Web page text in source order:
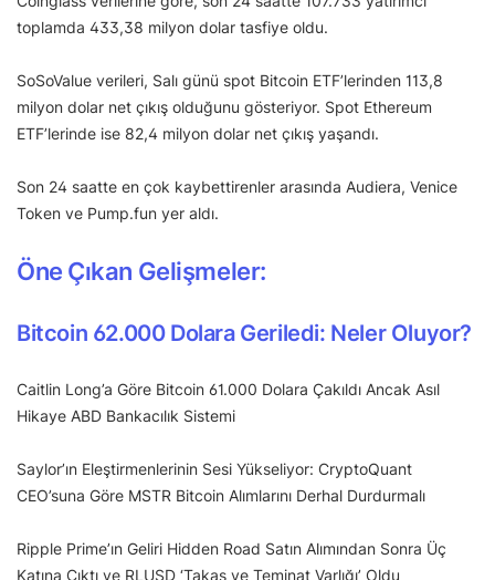
toplamda 433,38 milyon dolar tasfiye oldu.
SoSoValue verileri, Salı günü spot Bitcoin ETF’lerinden 113,8
milyon dolar net çıkış olduğunu gösteriyor. Spot Ethereum
ETF’lerinde ise 82,4 milyon dolar net çıkış yaşandı.
Son 24 saatte en çok kaybettirenler arasında Audiera, Venice
Token ve Pump.fun yer aldı.
Öne Çıkan Gelişmeler:
Bitcoin 62.000 Dolara Geriledi: Neler Oluyor?
Caitlin Long’a Göre Bitcoin 61.000 Dolara Çakıldı Ancak Asıl
Hikaye ABD Bankacılık Sistemi
Saylor’ın Eleştirmenlerinin Sesi Yükseliyor: CryptoQuant
CEO’suna Göre MSTR Bitcoin Alımlarını Derhal Durdurmalı
Ripple Prime’ın Geliri Hidden Road Satın Alımından Sonra Üç
Katına Çıktı ve RLUSD ‘Takas ve Teminat Varlığı’ Oldu